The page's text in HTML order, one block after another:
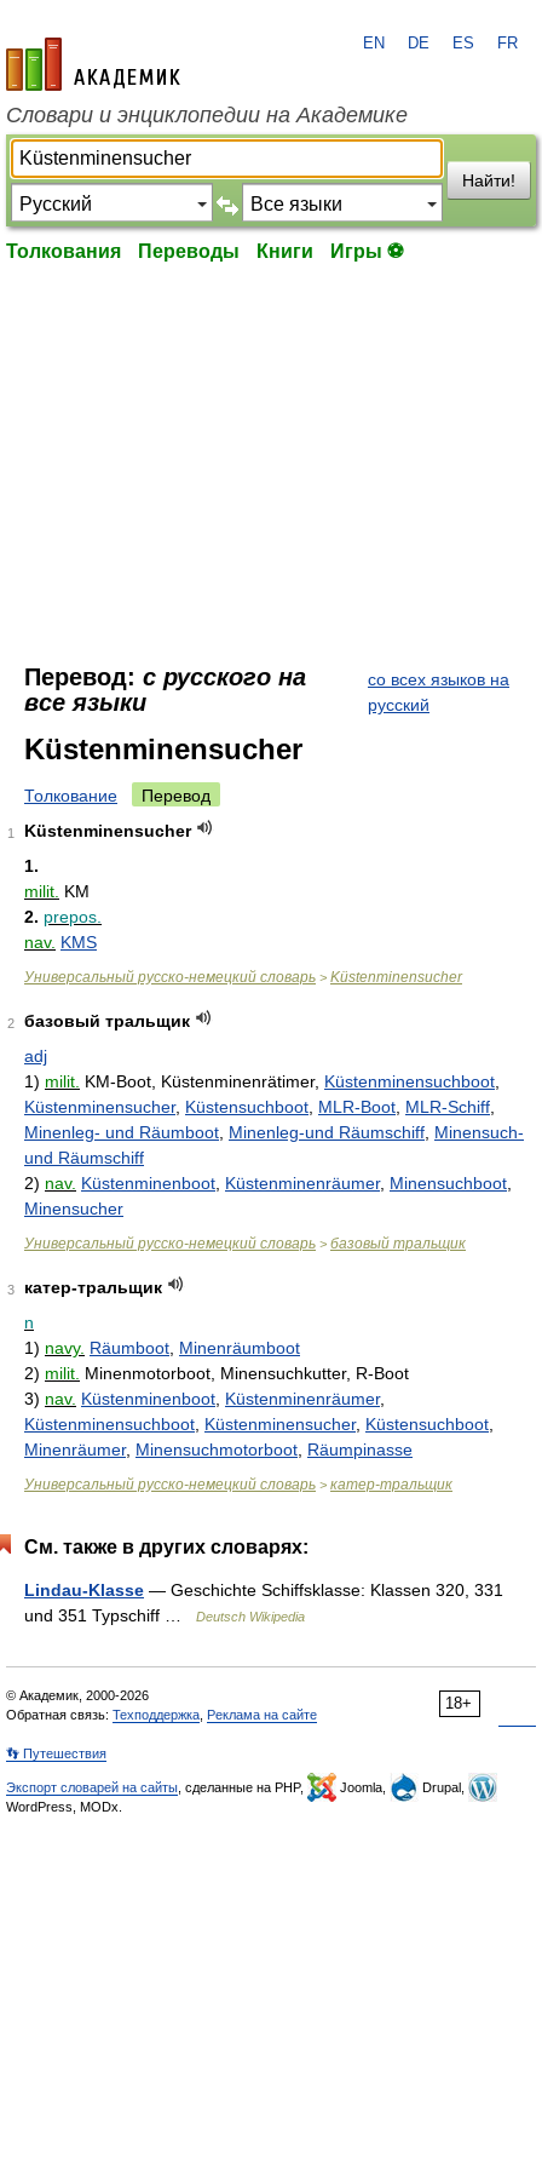
academic.ru
EN DE ES FR
Словари и энциклопедии на Академике
Найти!
Толкования Переводы Книги Игры ⚽
Перевод: с русского на
все языки
со всех языков на
русский
Küstenminensucher
Толкование Перевод
1
Küstenminensucher
1.
milit. KM
2. prepos.
nav. KMS
Универсальный русско-немецкий словарь > Küstenminensucher
2
базовый тральщик
adj
1) milit. KM-Boot, Küstenminenrätimer, Küstenminensuchboot
Küstenminensucher, Küstensuchboot MLR-Boot MLR-Schiff
Minenleg- und Räumboot Minenleg-und Räumschiff Minensuch-
und Räumschiff
2) nav. Küstenminenboot Küstenminenräumer, Minensuchboot
Minensucher
Универсальный русско-немецкий словарь > базовый тральщик
3
катер-тральщик
n
1) navy. Räumboot Minenräumboot
2) milit. Minenmotorboot, Minensuchkutter, R-Boot
3) nav. Küstenminenboot Küstenminenräumer,
Küstenminensuchboot Küstenminensucher, Küstensuchboot
Minenräumer, Minensuchmotorboot Räumpinasse
Универсальный русско-немецкий словарь > катер-тральщик
См. также в других словарях:
Lindau-Klasse — Geschichte Schiffsklasse: Klassen 320, 331
und 351 Typschiff …
Deutsch Wikipedia
18+
© Академик, 2000-2026
Обратная связь: Техподдержка Реклама на сайте
👣 Путешествия
Экспорт словарей на сайты , сделанные на PHP, Joomla,
Drupal,
WordPress, MODx.